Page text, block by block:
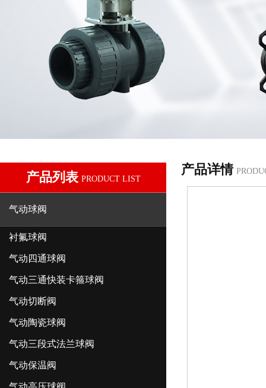
产品列表 PRODUCT LIST
气动球阀
衬氟球阀
气动四通球阀
气动三通快装卡箍球阀
气动切断阀
气动陶瓷球阀
气动三段式法兰球阀
气动保温阀
产品详情